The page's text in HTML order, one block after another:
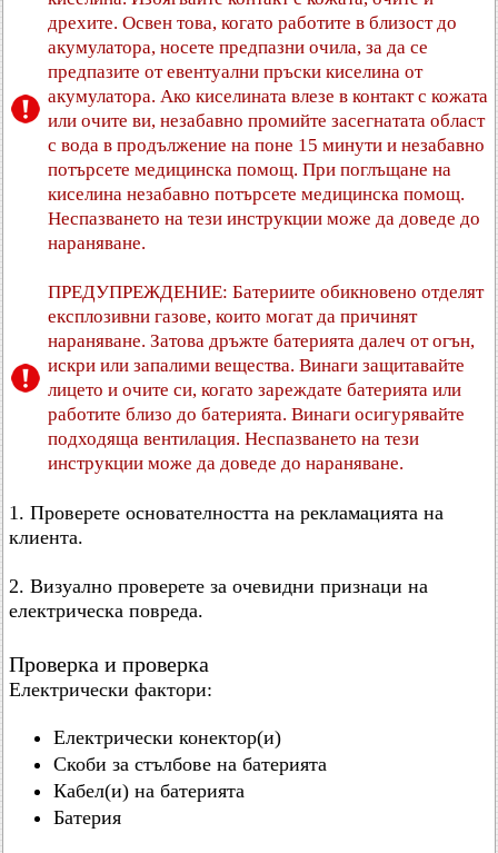
дрехите. Освен това, когато работите в близост до
акумулатора, носете предпазни очила, за да се
предпазите от евентуални пръски киселина от
акумулатора. Ако киселината влезе в контакт с кожата
или очите ви, незабавно промийте засегнатата област
с вода в продължение на поне 15 минути и незабавно
потърсете медицинска помощ. При поглъщане на
киселина незабавно потърсете медицинска помощ.
Неспазването на тези инструкции може да доведе до
нараняване.
ПРЕДУПРЕЖДЕНИЕ: Батериите обикновено отделят
експлозивни газове, които могат да причинят
нараняване. Затова дръжте батерията далеч от огън,
искри или запалими вещества. Винаги защитавайте
лицето и очите си, когато зареждате батерията или
работите близо до батерията. Винаги осигурявайте
подходяща вентилация. Неспазването на тези
инструкции може да доведе до нараняване.
1. Проверете основателността на рекламацията на
клиента.
2. Визуално проверете за очевидни признаци на
електрическа повреда.
Проверка и проверка
Електрически фактори:
Електрически конектор(и)
Скоби за стълбове на батерията
Кабел(и) на батерията
Батерия